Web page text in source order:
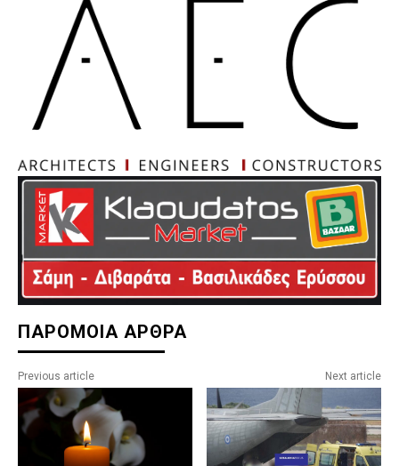
ΠΑΡΟΜΟΙΑ ΑΡΘΡΑ
Previous article Next article